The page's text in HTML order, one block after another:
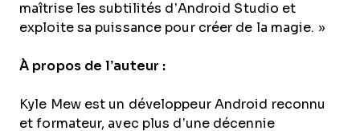
maîtrise les subtilités d’Android Studio et
exploite sa puissance pour créer de la magie. »
À propos de l’auteur :
Kyle Mew est un développeur Android reconnu
et formateur, avec plus d’une décennie